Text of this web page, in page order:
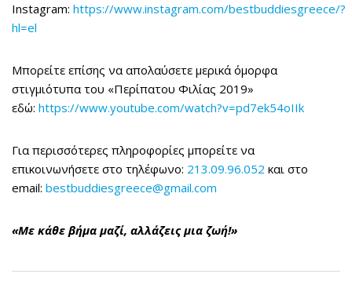
Instagram: https://www.instagram.com/bestbuddiesgreece/?
hl=el
Μπορείτε επίσης να απολαύσετε μερικά όμορφα
στιγμιότυπα του «Περίπατου Φιλίας 2019»
εδώ: https://www.youtube.com/watch?v=pd7ek54oIIk
Για περισσότερες πληροφορίες μπορείτε να
επικοινωνήσετε στο τηλέφωνο: 213.09.96.052 και στο
email: bestbuddiesgreece@gmail.com
«Με κάθε βήμα μαζί, αλλάζεις μια ζωή!»